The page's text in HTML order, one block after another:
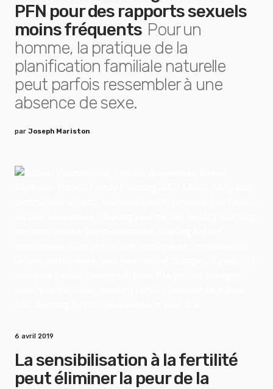
PFN pour des rapports sexuels
moins fréquents Pour un
homme, la pratique de la
planification familiale naturelle
peut parfois ressembler à une
absence de sexe.
par Joseph Mariston
6 avril 2019
La sensibilisation à la fertilité
peut éliminer la peur de la